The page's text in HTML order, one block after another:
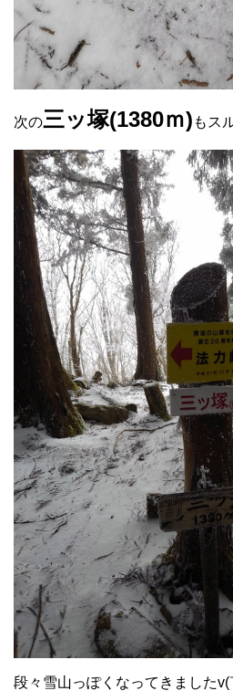
次の三ッ塚(1380ｍ) もス
段々雪山っぽくなってきましたv(